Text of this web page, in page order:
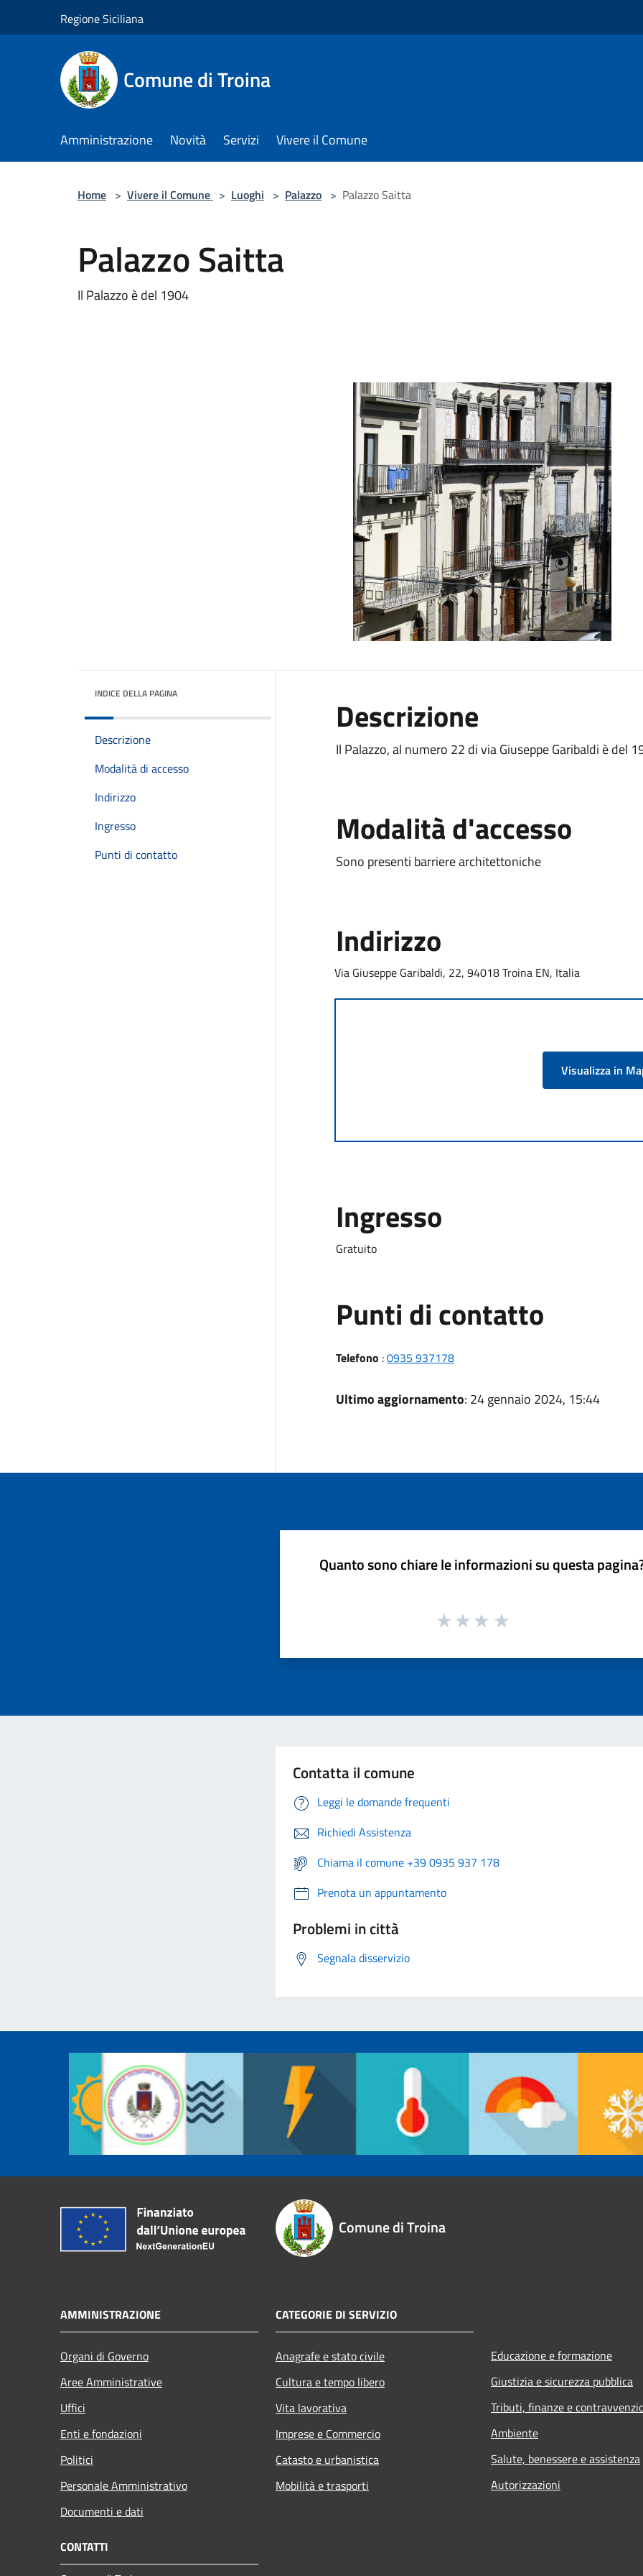
Regione Siciliana
Comune di Troina
Amministrazione Novità Servizi Vivere il Comune
Home > Vivere il Comune > Luoghi > Palazzo > Palazzo Saitta
Palazzo Saitta
Il Palazzo è del 1904
INDICE DELLA PAGINA
Descrizione
Modalità di accesso
Indirizzo
Ingresso
Punti di contatto
Descrizione
Il Palazzo, al numero 22 di via Giuseppe Garibaldi è del
Modalità d'accesso
Sono presenti barriere architettoniche
Indirizzo
Via Giuseppe Garibaldi, 22, 94018 Troina EN, Italia
Visualizza in
Ingresso
Gratuito
Punti di contatto
Telefono :0935 937178
Ultimo aggiornamento: 24 gennaio 2024, 15:44
Quanto sono chiare le informazioni su questa
Contatta il comune
Leggi le domande frequenti
Richiedi Assistenza
Chiama il comune +39 0935 937 178
Prenota un appuntamento
Problemi in città
Segnala disservizio
Comune di Troina
AMMINISTRAZIONE
Organi di Governo
Aree Amministrative
Uffici
Enti e fondazioni
Politici
Personale Amministrativo
Documenti e dati
CATEGORIE DI SERVIZIO
Anagrafe e stato civile
Cultura e tempo libero
Vita lavorativa
Imprese e Commercio
Catasto e urbanistica
Mobilità e trasporti
Educazione e formazione
Giustizia e sicurezza pubblica
Tributi, finanze e
Ambiente
Salute, benessere e assistenza
Autorizzazioni
CONTATTI